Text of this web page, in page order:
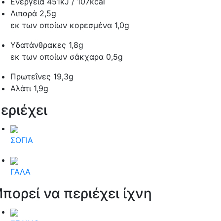
Λιπαρά 2,5g
εκ των οποίων κορεσμένα 1,0g
Υδατάνθρακες 1,8g
εκ των οποίων σάκχαρα 0,5g
Πρωτεΐνες 19,3g
Αλάτι 1,9g
ΣΟΓΙΑ
ΓΑΛΑ
να περιέχει ίχνη